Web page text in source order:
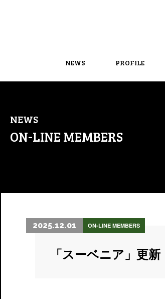
NEWS PROFILE
NEWS
ON-LINE MEMBERS
2025.12.01 ON-LINE MEMBERS
「スーベニア」更新